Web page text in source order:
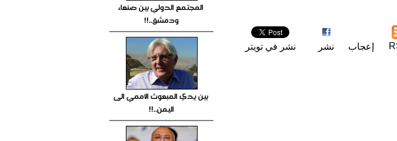
إعجاب نشر نشر في تويتر
المجتمع الدولي بين صنعاء
ودمشق..!!
بين يدي المبعوث الأممي الى
اليمن..!!